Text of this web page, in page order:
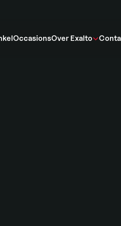
OccasionsOver Exalto